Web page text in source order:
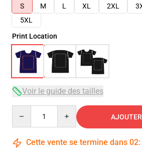
S
M L XL 2XL
5XL
Print Location
Voir le guide des tailles
Cette vente se termine dans 02: